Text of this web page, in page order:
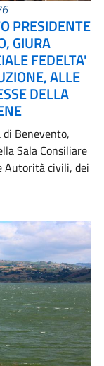
PRESIDENTE
GIURA
FEDELTA'
ALLE
DELLA
Benevento,
Sala Consiliare
Autorità civili, dei